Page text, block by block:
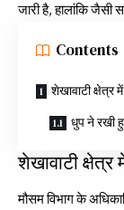
जारी है, हालांकि जैसी
Contents
शेखावाटी क्षेत्र
धुप ने रखी
शेखावाटी
मौसम विभाग के